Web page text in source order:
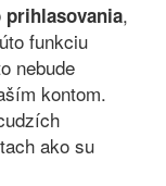
prihlasovania,
funkciu
nebude
kontom.
ako su